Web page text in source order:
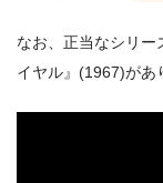
なお、正当なシリー
イヤル』(1967)があ